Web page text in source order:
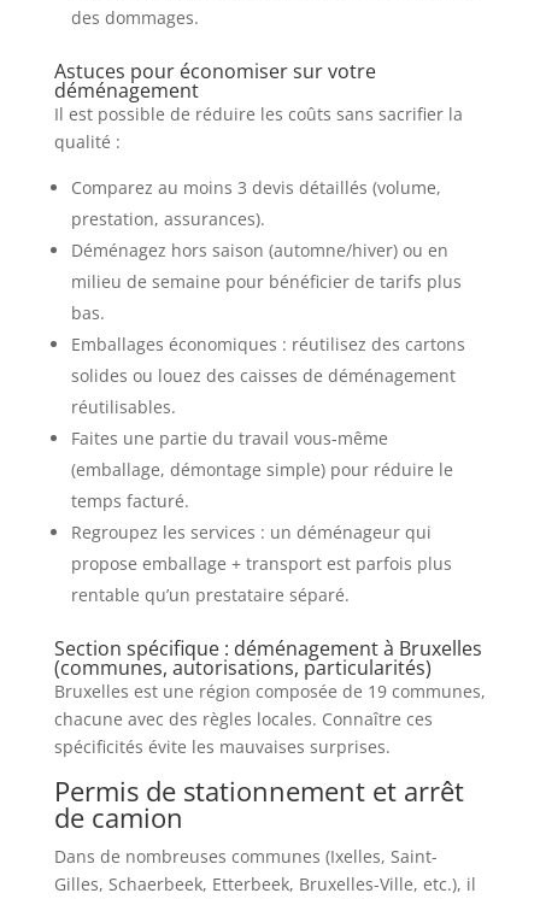
des dommages.
Astuces pour économiser sur votre
déménagement
Il est possible de réduire les coûts sans sacrifier la
qualité :
Comparez au moins 3 devis détaillés (volume,
prestation, assurances).
Déménagez hors saison (automne/hiver) ou en
milieu de semaine pour bénéficier de tarifs plus
bas.
Emballages économiques : réutilisez des cartons
solides ou louez des caisses de déménagement
réutilisables.
Faites une partie du travail vous-même
(emballage, démontage simple) pour réduire le
temps facturé.
Regroupez les services : un déménageur qui
propose emballage + transport est parfois plus
rentable qu’un prestataire séparé.
Section spécifique : déménagement à Bruxelles
(communes, autorisations, particularités)
Bruxelles est une région composée de 19 communes,
chacune avec des règles locales. Connaître ces
spécificités évite les mauvaises surprises.
Permis de stationnement et arrêt
de camion
Dans de nombreuses communes (Ixelles, Saint-
Gilles, Schaerbeek, Etterbeek, Bruxelles-Ville, etc.), il